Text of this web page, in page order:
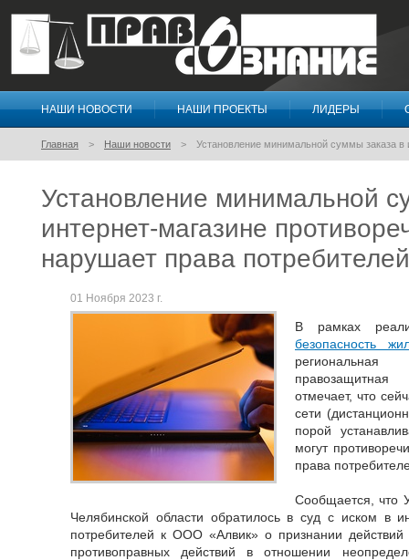
Правосознание
НАШИ НОВОСТИ НАШИ ПРОЕКТЫ ЛИДЕРЫ
Главная Наши новости Установление минимальной суммы заказа в
Установление минимальной
интернет-магазине
нарушает права потребителей
01 Ноября 2023 г.
В рамках
безопасность
правозащитная
отмечает, что
сети
порой
могут
права
Сообщается, что
Челябинской области обратилось в суд с иском в
потребителей к ООО «Алвик» о признании
противоправных действий в отношении